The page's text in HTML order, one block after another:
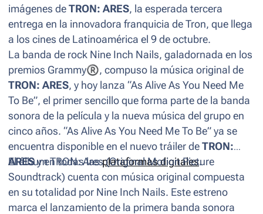
imágenes de TRON: ARES, la esperada tercera
entrega en la innovadora franquicia de Tron, que llega
a los cines de Latinoamérica el 9 de octubre.
La banda de rock Nine Inch Nails, galadornada en los
premios Grammy®, compuso la música original de
TRON: ARES, y hoy lanza “As Alive As You Need Me
To Be”, el primer sencillo que forma parte de la banda
sonora de la película y la nueva música del grupo en
cinco años. “As Alive As You Need Me To Be” ya se
encuentra disponible en el nuevo tráiler de TRON:
ARESy en todas lasplataformas digitales.
El álbumTRON: Ares (Original Motion Picture
Soundtrack) cuenta con música original compuesta
en su totalidad por Nine Inch Nails. Este estreno
marca el lanzamiento de la primera banda sonora